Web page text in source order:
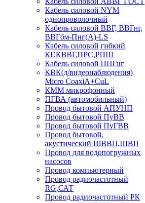
Кабель силовой NYM
однопроволочный
Кабель силовой ВВГ, ВВГнг,
ВВГбм-Пнг(А)-LS
Кабель силовой гибкий
КГ,КВВГ,ПРС,РПШ
Кабель силовой ППГнг
КВК(д/видеонаблюдения)
Micro CoaxiA+CuL
КММ микрофонный
ПГВА (автомобильный)
Провод бытовой АПУНП
Провод бытовой ПуВВ
Провод бытовой ПуГВВ
Провод бытовой,
акустический ШВВП,ШВП
Провод для водопогружных
насосов
Провод компьютерный
Провод радиочастотный
RG,САТ
Провод радиочастотный РК